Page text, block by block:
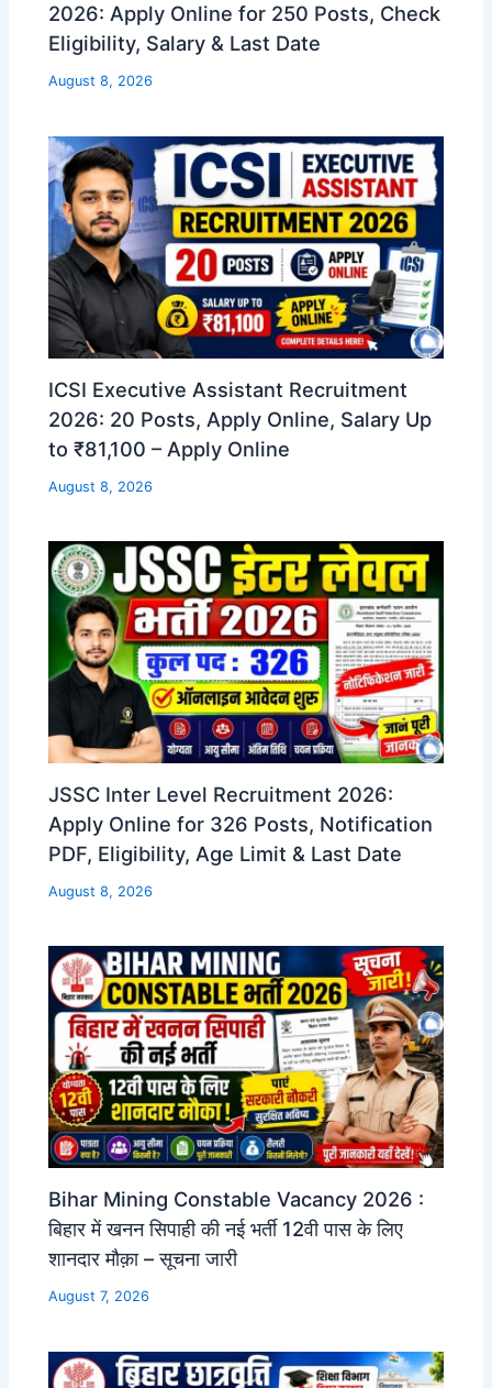
2026: Apply Online for 250 Posts, Check
Eligibility, Salary & Last Date
August 8, 2026
ICSI Executive Assistant Recruitment
2026: 20 Posts, Apply Online, Salary Up
to ₹81,100 – Apply Online
August 8, 2026
JSSC Inter Level Recruitment 2026:
Apply Online for 326 Posts, Notification
PDF, Eligibility, Age Limit & Last Date
August 8, 2026
Bihar Mining Constable Vacancy 2026 :
बिहार में खनन सिपाही की नई भर्ती 12वी पास के लिए
शानदार मौक़ा – सूचना जारी
August 7, 2026